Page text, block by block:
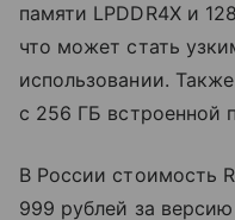
памяти LPDDR4X и
что может стать
использовании.
с 256 ГБ встроенной
В России стоимость
999 рублей за